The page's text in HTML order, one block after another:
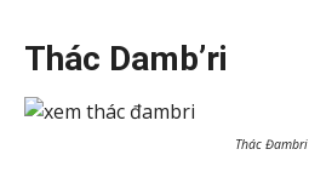
Thác Damb’ri
Thác Đambri